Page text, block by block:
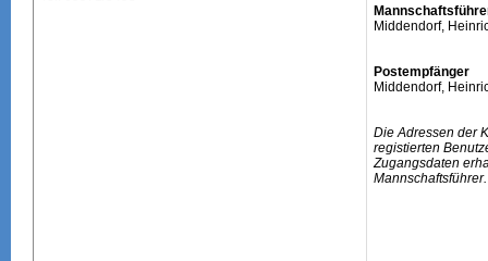
Middendorf,
Postempfänger
Middendorf,
Die Adressen der
registierten
Zugangsdaten
Mannschaftsführer.